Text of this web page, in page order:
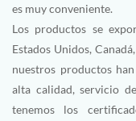
es muy conveniente.
Los productos se
Estados Unidos,
nuestros productos
alta calidad, servicio
tenemos los